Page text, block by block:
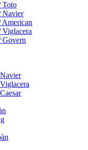
Toto
Navier
American
Viglacera
Govern